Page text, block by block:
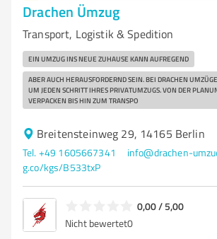
Drachen Ümzug
Transport, Logistik & Spedition
EIN UMZUG INS NEUE ZUHAUSE KANN AUFREGEND
ABER AUCH HERAUSFORDERND SEIN. BEI DRACHEN
UM JEDEN SCHRITT IHRES PRIVATUMZUGS. VON DER
VERPACKEN BIS HIN ZUM TRANSPO
Breitensteinweg 29, 14165 Berlin
Tel. +49 1605667341
info@drachen-
g.co/kgs/B533txP
0,00 / 5,00
Nicht bewertet0